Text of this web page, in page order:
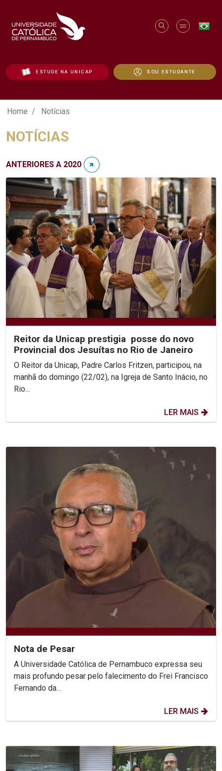
ESTUDE NA UNICAP SOU ESTUDANTE
Notícias - Unicap
Home Notícias
NOTÍCIAS
ANTERIORES A 2020
Reitor da Unicap prestigia posse do novo
Provincial dos Jesuítas no Rio de Janeiro
O Reitor da Unicap, Padre Carlos Fritzen, participou, na
manhã do domingo (22/02), na Igreja de Santo Inácio, no
Rio...
LER MAIS
Nota de Pesar
A Universidade Católica de Pernambuco expressa seu
mais profundo pesar pelo falecimento do Frei Francisco
Fernando da...
LER MAIS